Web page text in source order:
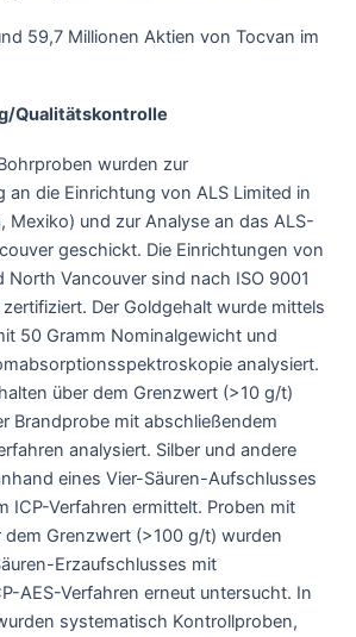
59,7 Millionen Aktien von Tocvan im
Qualitätskontrolle
wurden zur
an die Einrichtung von ALS Limited in
Mexiko) und zur Analyse an das ALS-
geschickt. Die Einrichtungen von
North Vancouver sind nach ISO 9001
zertifiziert. Der Goldgehalt wurde mittels
50 Gramm Nominalgewicht und
analysiert.
über dem Grenzwert (>10 g/t)
Brandprobe mit abschließendem
analysiert. Silber und andere
eines Vier-Säuren-Aufschlusses
ICP-Verfahren ermittelt. Proben mit
dem Grenzwert (>100 g/t) wurden
Erzaufschlusses mit
AES-Verfahren erneut untersucht. In
systematisch Kontrollproben,